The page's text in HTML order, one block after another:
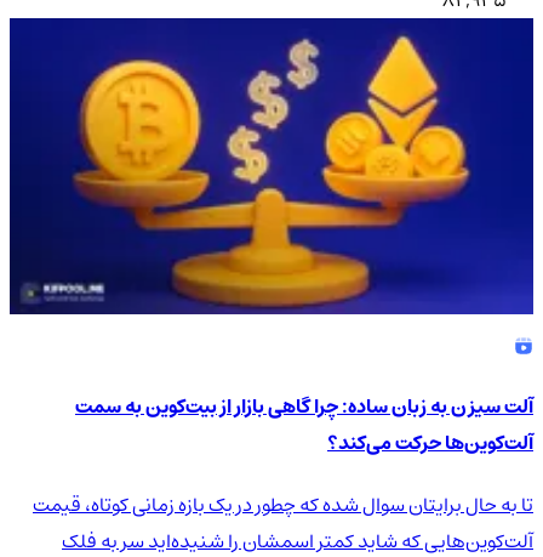
آلت سیزن به زبان ساده: چرا گاهی بازار از بیت‌کوین به سمت
آلت‌کوین‌ها حرکت می‌کند؟
تا به حال برایتان سوال شده که چطور در یک بازه زمانی کوتاه، قیمت
آلت‌کوین‌هایی که شاید کمتر اسمشان را شنیده‌اید سر به فلک